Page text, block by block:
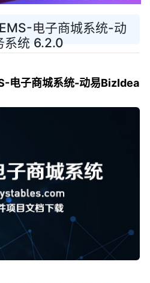
电子商城系统-动
系统 6.2.0
电子商城系统-动易BizIdea